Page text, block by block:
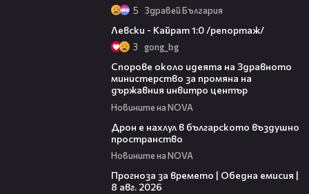
5 Здравей България
Левски - Кайрат 1:0 /репортаж/
3 gong_bg
Спорове около идеята на Здравното
министерство за промяна на
държавния инвитро център
Новините на NOVA
Дрон е нахлул в българското въздушно
пространство
Новините на NOVA
Прогноза за времето | Обедна емисия |
8 авг. 2026